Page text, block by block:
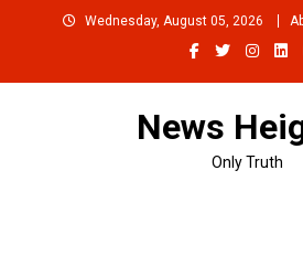
Wednesday, August 05, 2026
News
Only Truth